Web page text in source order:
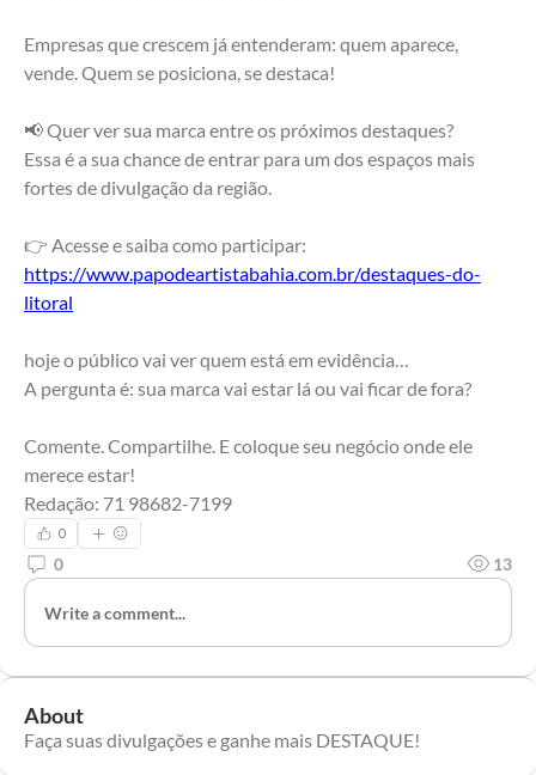
Empresas que crescem já entenderam: quem aparece,
vende. Quem se posiciona, se destaca!
📢 Quer ver sua marca entre os próximos destaques?
Essa é a sua chance de entrar para um dos espaços mais
fortes de divulgação da região.
👉 Acesse e saiba como participar:
https://www.papodeartistabahia.com.br/destaques-do-
litoral
hoje o público vai ver quem está em evidência…
A pergunta é: sua marca vai estar lá ou vai ficar de fora?
Comente. Compartilhe. E coloque seu negócio onde ele
merece estar!
Redação: 71 98682-7199
0
0 13
Write a comment...
About
Faça suas divulgações e ganhe mais DESTAQUE!